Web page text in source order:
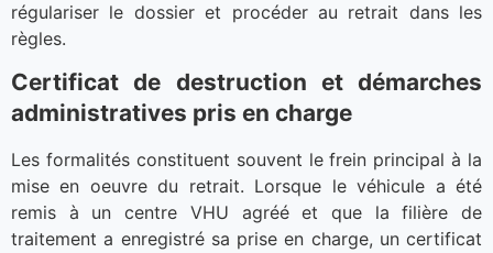
régulariser le dossier et procéder au retrait dans les
règles.
Certificat de destruction et démarches
administratives pris en charge
Les formalités constituent souvent le frein principal à la
mise en oeuvre du retrait. Lorsque le véhicule a été
remis à un centre VHU agréé et que la filière de
traitement a enregistré sa prise en charge, un certificat